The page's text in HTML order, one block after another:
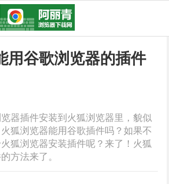
用谷歌浏览器的插件
器插件安装到火狐浏览器里，貌似
狐浏览器能用谷歌插件吗？如果不
狐浏览器安装插件呢？来了！火狐
方法来了。